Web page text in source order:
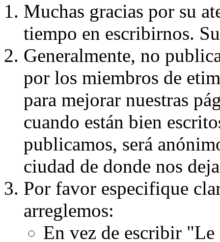
Muchas gracias por su
tiempo en escribirnos.
Generalmente, no
por los miembros de
para mejorar nuestras
cuando están bien
publicamos, será
ciudad de donde nos
Por favor especifique
arreglemos:
En vez de escribir